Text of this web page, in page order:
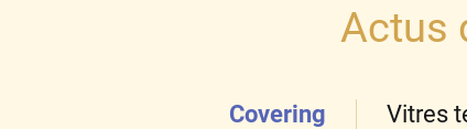
Actus
Covering Vitres